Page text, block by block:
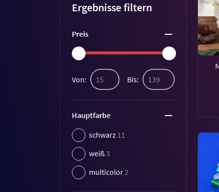
Ergebnisse filtern
Preis
Von: Bis:
Hauptfarbe
schwarz 11
weiß3
multicolor2